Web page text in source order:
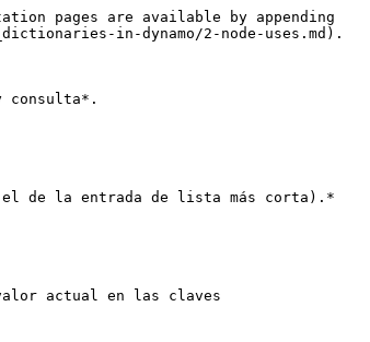
pages are available by appending
in-dynamo/2-node-uses.md).
consulta*.
el de la entrada de lista más corta).*
actual en las claves